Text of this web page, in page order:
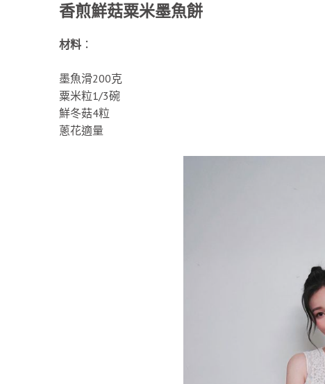
香煎鮮菇粟米墨魚餅
材料：
墨魚滑200克
粟米粒1/3碗
鮮冬菇4粒
蔥花適量